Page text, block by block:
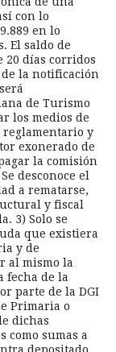
con lo
en lo
El saldo de
20 días corridos
la notificación
de Turismo
los medios de
reglamentario y
exonerado de
la comisión
desconoce el
a rematarse,
y fiscal
3) Solo se
que existiera
y de
al mismo la
fecha de la
parte de la DGI
Primaria o
dichas
como sumas a